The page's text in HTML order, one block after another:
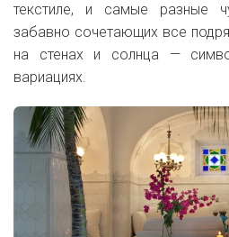
текстиле, и самые разные
забавно сочетающих все
на стенах и солнца —
вариациях.